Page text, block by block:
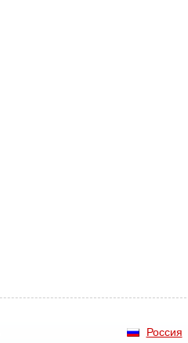
Россия